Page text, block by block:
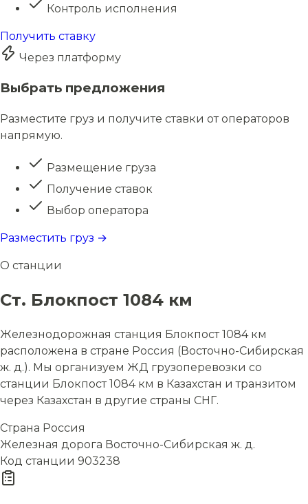
Контроль исполнения
Получить ставку
Через платформу
Выбрать предложения
Разместите груз и получите ставки от операторов
напрямую.
Размещение груза
Получение ставок
Выбор оператора
Разместить груз →
О станции
Ст. Блокпост 1084 км
Железнодорожная станция Блокпост 1084 км
расположена в стране Россия (Восточно-Сибирская
ж. д.). Мы организуем ЖД грузоперевозки со
станции Блокпост 1084 км в Казахстан и транзитом
через Казахстан в другие страны СНГ.
Страна Россия
Железная дорога Восточно-Сибирская ж. д.
Код станции 903238